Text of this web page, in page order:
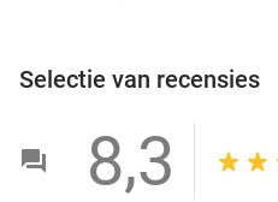
Selectie van recensies
8,3